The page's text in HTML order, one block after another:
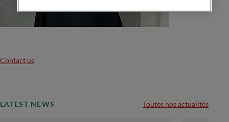
Contact us
LATEST NEWS Toutes nos actualités